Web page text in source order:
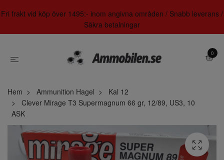
Fri frakt vid köp över 1495:- inom angivna områden / Snabb leverans /
Säkra betalningar
0
Hem Ammunition Hagel
Kal 12
Clever Mirage T3 Supermagnum 66 gr, 12/89, US3, 10
ASK